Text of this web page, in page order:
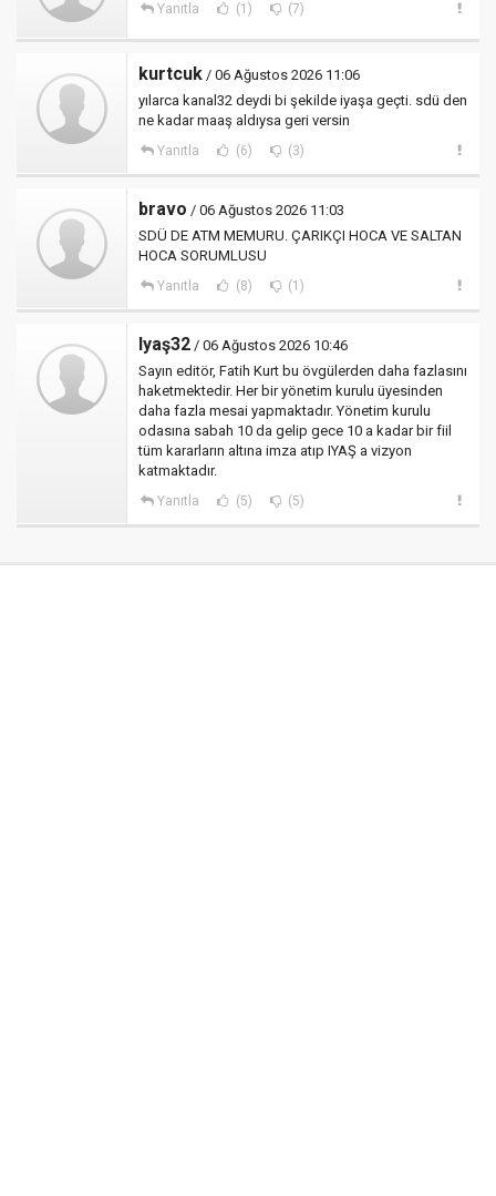
Yanıtla (1) (7)
kurtcuk / 06 Ağustos 2026 11:06
yılarca kanal32 deydi bi şekilde iyaşa geçti. sdü den
ne kadar maaş aldıysa geri versin
Yanıtla (6) (3)
bravo / 06 Ağustos 2026 11:03
SDÜ DE ATM MEMURU. ÇARIKÇI HOCA VE SALTAN
HOCA SORUMLUSU
Yanıtla (8) (1)
Iyaş32 / 06 Ağustos 2026 10:46
Sayın editör, Fatih Kurt bu övgülerden daha fazlasını
haketmektedir. Her bir yönetim kurulu üyesinden
daha fazla mesai yapmaktadır. Yönetim kurulu
odasına sabah 10 da gelip gece 10 a kadar bir fiil
tüm kararların altına imza atıp IYAŞ a vizyon
katmaktadır.
Yanıtla (5) (5)